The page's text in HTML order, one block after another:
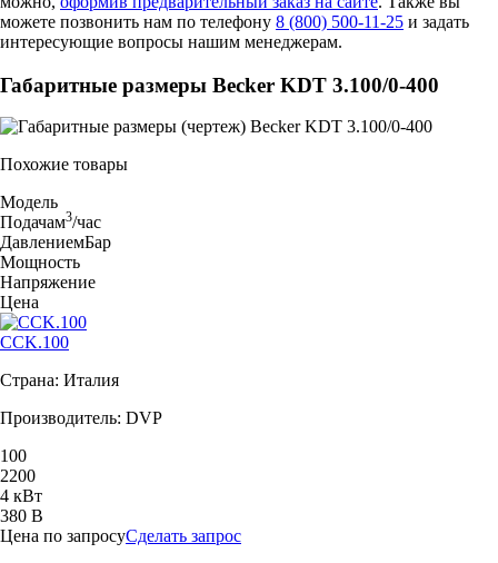
можете позвонить нам по телефону 8 (800) 500-11-25 и задать
интересующие вопросы нашим менеджерам.
Габаритные размеры Becker KDT 3.100/0-400
Похожие товары
Модель
Подачам3/час
ДавлениемБар
Мощность
Напряжение
Цена
CCK.100
Страна: Италия
Производитель: DVP
100
2200
4 кВт
380 В
Цена по запросуСделать запрос